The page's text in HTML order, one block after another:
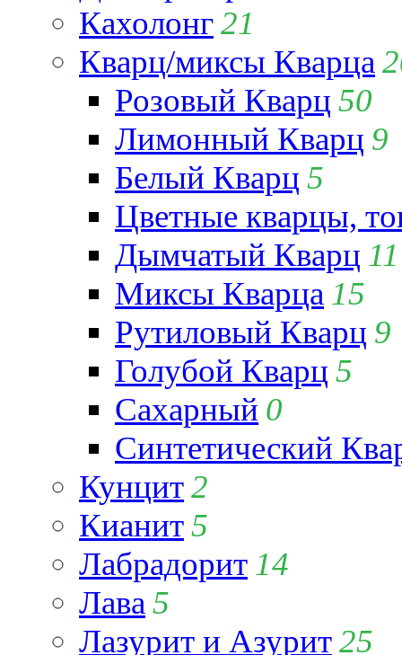
Кахолонг21
Кварц/миксы Кварца
Розовый Кварц 50
Лимонный Кварц 9
Белый Кварц 5
Цветные кварцы,
Дымчатый Кварц 11
Миксы Кварца 15
Рутиловый Кварц 9
Голубой Кварц 5
Сахарный 0
Синтетический
Кунцит2
Кианит5
Лабрадорит 14
Лава 5
Лазурит и Азурит25